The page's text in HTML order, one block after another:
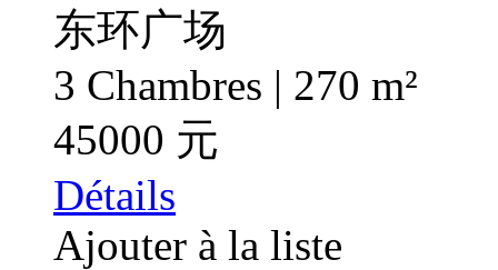
东环广场
3 Chambres | 270 m²
45000 元
Détails
Ajouter à la liste